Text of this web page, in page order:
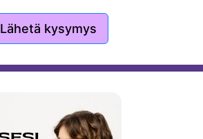
Lähetä kysymys